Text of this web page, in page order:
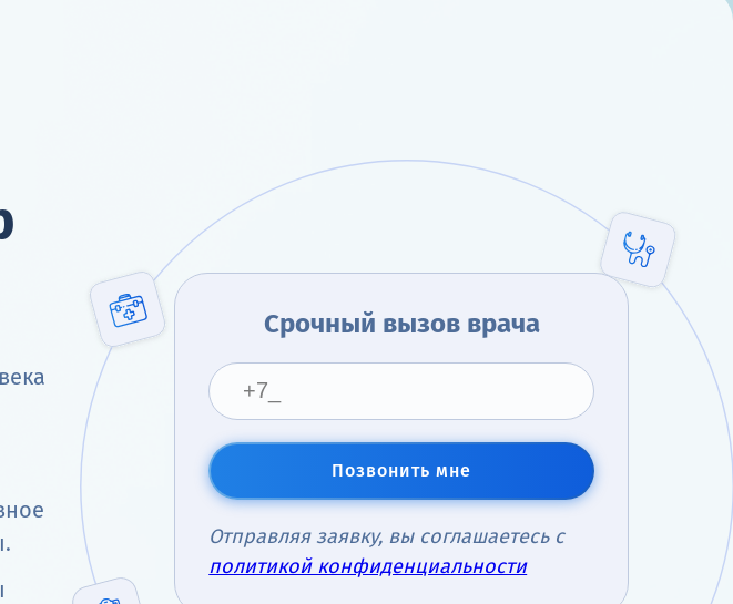
Срочный вызов врача
Позвонить мне
Отправляя заявку, вы соглашаетесь с
политикой конфиденциальности